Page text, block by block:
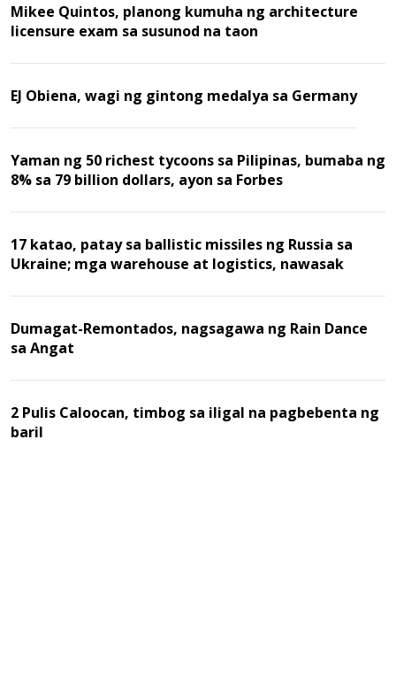
Mikee Quintos, planong kumuha ng architecture
licensure exam sa susunod na taon
EJ Obiena, wagi ng gintong medalya sa Germany
Yaman ng 50 richest tycoons sa Pilipinas, bumaba ng
8% sa 79 billion dollars, ayon sa Forbes
17 katao, patay sa ballistic missiles ng Russia sa
Ukraine; mga warehouse at logistics, nawasak
Dumagat-Remontados, nagsagawa ng Rain Dance
sa Angat
2 Pulis Caloocan, timbog sa iligal na pagbebenta ng
baril